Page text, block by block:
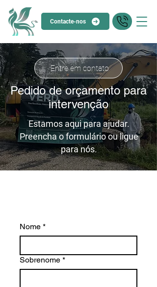
Contacte-nos
Entre em contato
Pedido de orçamento para
intervenção
Estamos aqui para ajudar.
Preencha o formulário ou ligue
para nós.
Nome *
Sobrenome *